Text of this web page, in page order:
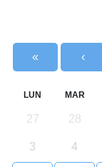
« ‹
LUN MAR
27 28
3 4